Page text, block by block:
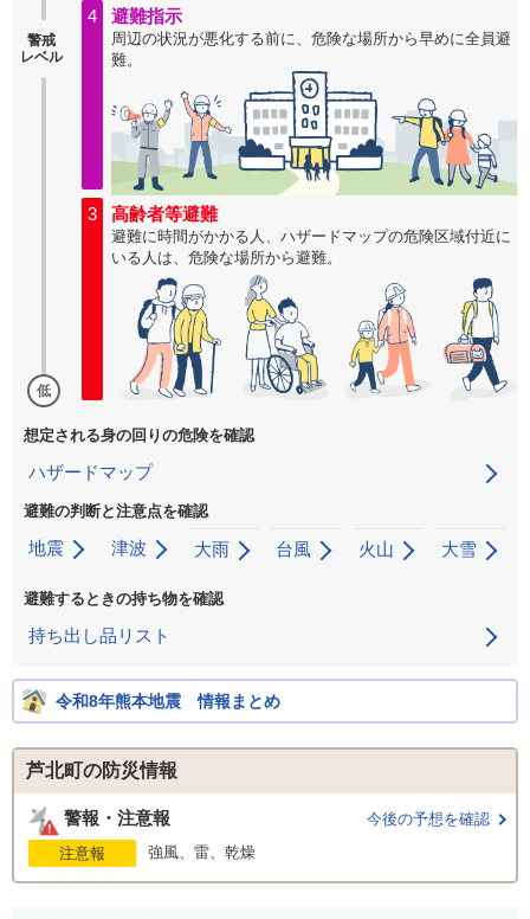
警戒
レベル
4 避難指示
周辺の状況が悪化する前に、危険な場所から早めに全員避
難。
低
3 高齢者等避難
避難に時間がかかる人、ハザードマップの危険区域付近に
いる人は、危険な場所から避難。
想定される身の回りの危険を確認
ハザードマップ
避難の判断と注意点を確認
地震 津波 大雨 台風 火山 大雪
避難するときの持ち物を確認
持ち出し品リスト
令和8年熊本地震 情報まとめ
芦北町の防災情報
警報・注意報
今後の予想を確認
注意報
強風、雷、乾燥